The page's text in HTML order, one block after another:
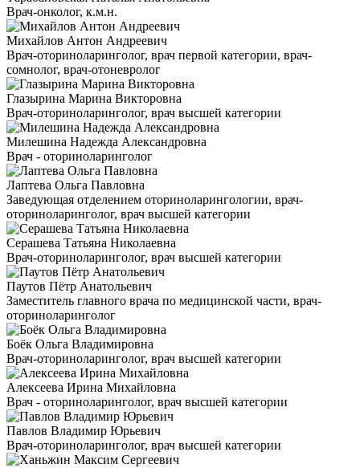
Врач-онколог, к.м.н.
Михайлов Антон Андреевич
Врач-оториноларинголог, врач первой категории, врач-
сомнолог, врач-отоневролог
Глазырина Марина Викторовна
Врач-оториноларинголог, врач высшей категории
Милешина Надежда Александровна
Врач - оториноларинголог
Лаптева Ольга Павловна
Заведующая отделением оториноларингологии, врач-
оториноларинголог, врач высшей категории
Серашева Татьяна Николаевна
Врач-оториноларинголог, врач высшей категории
Паутов Пётр Анатольевич
Заместитель главного врача по медицинской части, врач-
оториноларинголог
Боёк Ольга Владимировна
Врач-оториноларинголог, врач высшей категории
Алексеева Ирина Михайловна
Врач - оториноларинголог, врач высшей категории
Павлов Владимир Юрьевич
Врач-оториноларинголог, врач высшей категории